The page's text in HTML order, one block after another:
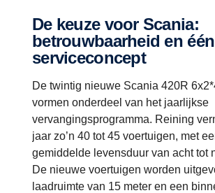
De keuze voor Scania:
betrouwbaarheid en één
serviceconcept
De twintig nieuwe Scania 420R
vormen onderdeel van het jaarlijkse
vervangingsprogramma. Reining
jaar zo’n 40 tot 45 voertuigen, met
gemiddelde levensduur van acht tot
De nieuwe voertuigen worden
laadruimte van 15 meter en een